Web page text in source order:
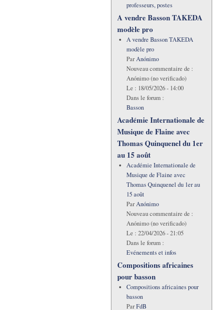
professeurs, postes
A vendre Basson TAKEDA
modèle pro
A vendre Basson TAKEDA
modèle pro
ParAnónimo
Nouveau commentaire de :
Anónimo (no verificado)
Le : 18/05/2026 - 14:00
Dans le forum :
Basson
Académie Internationale de
Musique de Flaine avec
Thomas Quinquenel du 1er
au 15 août
Académie Internationale de
Musique de Flaine avec
Thomas Quinquenel du 1er au
15 août
ParAnónimo
Nouveau commentaire de :
Anónimo (no verificado)
Le : 22/04/2026 - 21:05
Dans le forum :
Evénements et infos
Compositions africaines
pour basson
Compositions africaines pour
basson
ParFdB